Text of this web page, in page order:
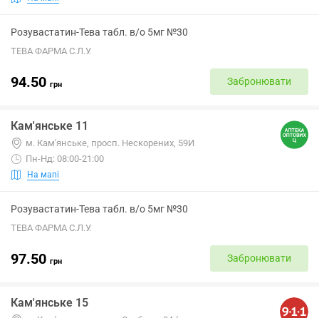
Розувастатин-Тева табл. в/о 5мг №30
ТЕВА ФАРМА С.Л.У.
94.50 грн Забронювати
Кам'янське 11
м. Кам'янське, просп. Нескорених, 59И
Пн-Нд: 08:00-21:00
На мапі
Розувастатин-Тева табл. в/о 5мг №30
ТЕВА ФАРМА С.Л.У.
97.50 грн Забронювати
Кам'янське 15